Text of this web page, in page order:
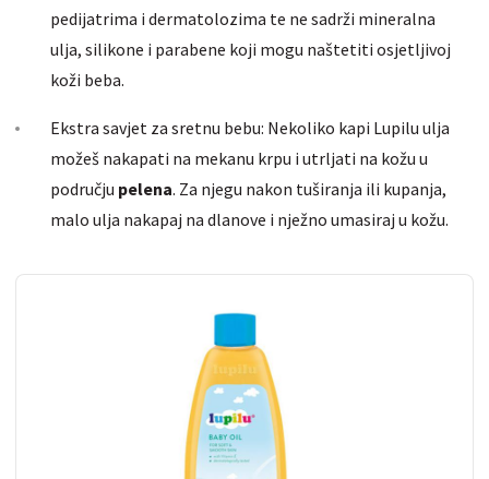
pedijatrima i dermatolozima te ne sadrži mineralna
ulja, silikone i parabene koji mogu naštetiti osjetljivoj
koži beba.
Ekstra savjet za sretnu bebu: Nekoliko kapi Lupilu ulja
možeš nakapati na mekanu krpu i utrljati na kožu u
području pelena. Za njegu nakon tuširanja ili kupanja,
malo ulja nakapaj na dlanove i nježno umasiraj u kožu.